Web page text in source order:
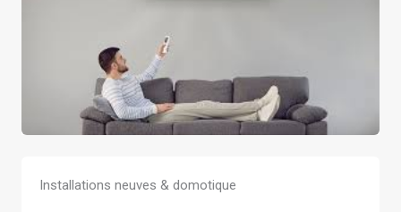
Installations neuves & domotique